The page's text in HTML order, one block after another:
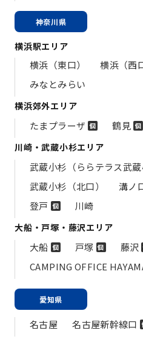
神奈川県
横浜駅エリア
横浜（東口） 横浜（西
みなとみらい
横浜郊外エリア
たまプラーザ 個 鶴見 個
川崎・武蔵小杉エリア
武蔵小杉（ららテラス武蔵
武蔵小杉（北口）
溝ノ
登戸 個 川崎
大船・戸塚・藤沢エリア
大船 個 戸塚 個 藤沢
CAMPING OFFICE
愛知県
名古屋 名古屋新幹線口